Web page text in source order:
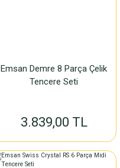
Emsan Demre 8 Parça Çelik
Tencere Seti
3.839,00 TL